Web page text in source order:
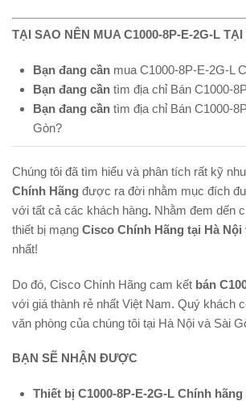
TẠI SAO NÊN MUA C1000-8P-E-2G-L
Bạn đang cần mua C1000-8P-E-2G-L
Bạn đang cần tìm địa chỉ Bán C1000-
Bạn đang cần tìm địa chỉ Bán C1000-
Gòn?
Chúng tôi đã tìm hiểu và phân tích rất kỹ
Chính Hãng được ra đời nhằm mục đích
với tất cả các khách hàng. Nhằm đem dến
thiết bị mạng Cisco Chính Hãng tại Hà
nhất!
Do đó, Cisco Chính Hãng cam kết bán
với giá thành rẻ nhất Việt Nam. Quý khách
văn phòng của chúng tôi tại Hà Nội và Sài
BẠN SẼ NHẬN ĐƯỢC
Thiết bị C1000-8P-E-2G-L Chính hãng